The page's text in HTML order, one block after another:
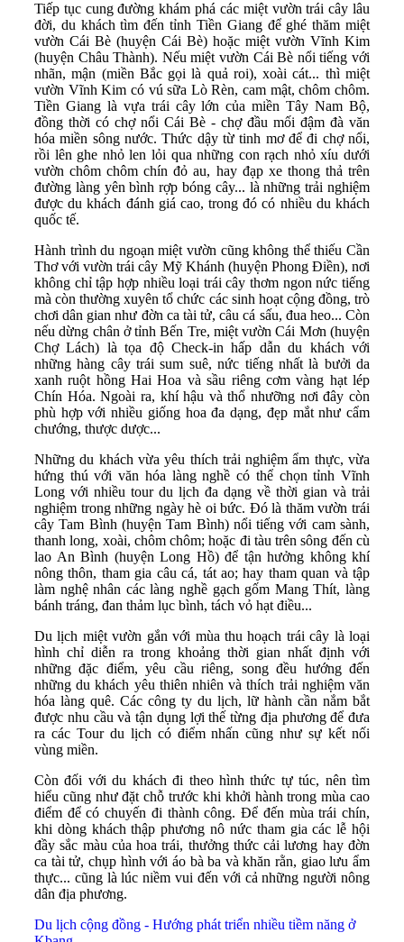
Tiếp tục cung đường khám phá các miệt vườn trái cây lâu
đời, du khách tìm đến tỉnh Tiền Giang để ghé thăm miệt
vườn Cái Bè (huyện Cái Bè) hoặc miệt vườn Vĩnh Kim
(huyện Châu Thành). Nếu miệt vườn Cái Bè nổi tiếng với
nhãn, mận (miền Bắc gọi là quả roi), xoài cát... thì miệt
vườn Vĩnh Kim có vú sữa Lò Rèn, cam mật, chôm chôm.
Tiền Giang là vựa trái cây lớn của miền Tây Nam Bộ,
đồng thời có chợ nổi Cái Bè - chợ đầu mối đậm đà văn
hóa miền sông nước. Thức dậy từ tinh mơ để đi chợ nổi,
rồi lên ghe nhỏ len lỏi qua những con rạch nhỏ xíu dưới
vườn chôm chôm chín đỏ au, hay đạp xe thong thả trên
đường làng yên bình rợp bóng cây... là những trải nghiệm
được du khách đánh giá cao, trong đó có nhiều du khách
quốc tế.
Hành trình du ngoạn miệt vườn cũng không thể thiếu Cần
Thơ với vườn trái cây Mỹ Khánh (huyện Phong Điền), nơi
không chỉ tập hợp nhiều loại trái cây thơm ngon nức tiếng
mà còn thường xuyên tổ chức các sinh hoạt cộng đồng, trò
chơi dân gian như đờn ca tài tử, câu cá sấu, đua heo... Còn
nếu dừng chân ở tỉnh Bến Tre, miệt vườn Cái Mơn (huyện
Chợ Lách) là tọa độ Check-in hấp dẫn du khách với
những hàng cây trái sum suê, nức tiếng nhất là bưởi da
xanh ruột hồng Hai Hoa và sầu riêng cơm vàng hạt lép
Chín Hóa. Ngoài ra, khí hậu và thổ nhưỡng nơi đây còn
phù hợp với nhiều giống hoa đa dạng, đẹp mắt như cẩm
chướng, thược dược...
Những du khách vừa yêu thích trải nghiệm ẩm thực, vừa
hứng thú với văn hóa làng nghề có thể chọn tỉnh Vĩnh
Long với nhiều tour du lịch đa dạng về thời gian và trải
nghiệm trong những ngày hè oi bức. Đó là thăm vườn trái
cây Tam Bình (huyện Tam Bình) nổi tiếng với cam sành,
thanh long, xoài, chôm chôm; hoặc đi tàu trên sông đến cù
lao An Bình (huyện Long Hồ) để tận hưởng không khí
nông thôn, tham gia câu cá, tát ao; hay tham quan và tập
làm nghệ nhân các làng nghề gạch gốm Mang Thít, làng
bánh tráng, đan thảm lục bình, tách vỏ hạt điều...
Du lịch miệt vườn gắn với mùa thu hoạch trái cây là loại
hình chỉ diễn ra trong khoảng thời gian nhất định với
những đặc điểm, yêu cầu riêng, song đều hướng đến
những du khách yêu thiên nhiên và thích trải nghiệm văn
hóa làng quê. Các công ty du lịch, lữ hành cần nắm bắt
được nhu cầu và tận dụng lợi thế từng địa phương để đưa
ra các Tour du lịch có điểm nhấn cũng như sự kết nối
vùng miền.
Còn đối với du khách đi theo hình thức tự túc, nên tìm
hiểu cũng như đặt chỗ trước khi khởi hành trong mùa cao
điểm để có chuyến đi thành công. Để đến mùa trái chín,
khi dòng khách thập phương nô nức tham gia các lễ hội
đầy sắc màu của hoa trái, thưởng thức cải lương hay đờn
ca tài tử, chụp hình với áo bà ba và khăn rằn, giao lưu ẩm
thực... cũng là lúc niềm vui đến với cả những người nông
dân địa phương.
Du lịch cộng đồng - Hướng phát triển nhiều tiềm năng ở